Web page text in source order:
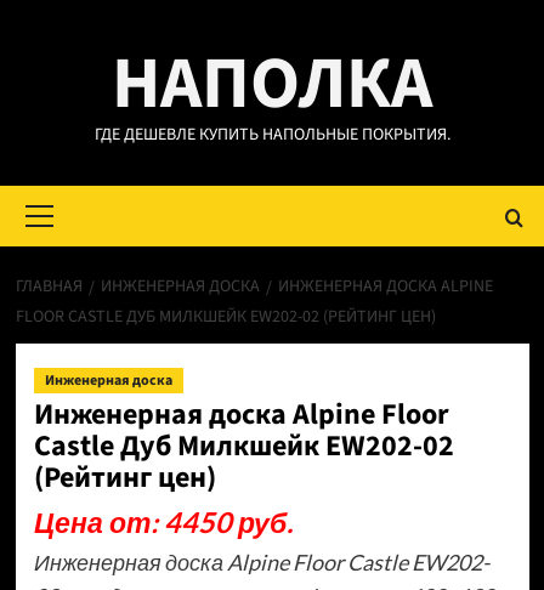
НАПОЛКА
ГДЕ ДЕШЕВЛЕ КУПИТЬ НАПОЛЬНЫЕ ПОКРЫТИЯ.
меню
ГЛАВНАЯ ИНЖЕНЕРНАЯ ДОСКА
ИНЖЕНЕРНАЯ ДОСКА ALPINE
FLOOR CASTLE ДУБ МИЛКШЕЙК EW202-02 (РЕЙТИНГ ЦЕН)
Инженерная доска
Инженерная доска Alpine Floor
Castle Дуб Милкшейк EW202-02
(Рейтинг цен)
Цена от: 4450 руб.
Инженерная доска Alpine Floor Castle EW202-